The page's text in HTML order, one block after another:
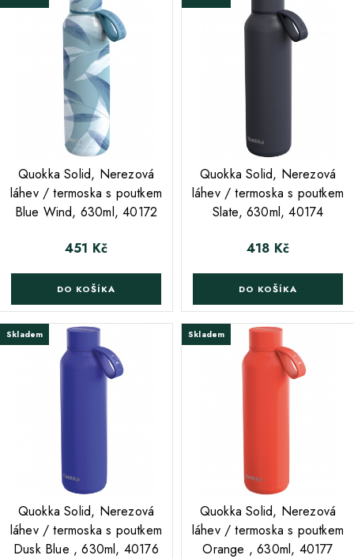
Quokka Solid, Nerezová
láhev / termoska s poutkem
Blue Wind, 630ml, 40172
Cena
451 Kč
DO KOŠÍKA
Quokka Solid, Nerezová
láhev / termoska s poutkem
Slate, 630ml, 40174
Cena
418 Kč
DO KOŠÍKA
Skladem
Quokka Solid, Nerezová
láhev / termoska s poutkem
Dusk Blue , 630ml, 40176
Skladem
Quokka Solid, Nerezová
láhev / termoska s poutkem
Orange , 630ml, 40177